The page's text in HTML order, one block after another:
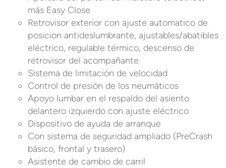
más Easy Close
Retrovisor exterior con ajuste automatico de
posicion antideslumbrante, ajustables/abatibles
eléctrico, regulable térmico, descenso de
retrovisor del acompañante
Sistema de limitación de velocidad
Control de presión de los neumáticos
Apoyo lumbar en el respaldo del asiento
delantero izquierdo con ajuste eléctrico
Dispositivo de ayuda de arranque
Con sistema de seguridad ampliado (PreCrash
básico, frontal y trasero)
Asistente de cambio de carril